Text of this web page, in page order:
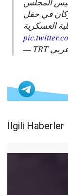
في حفل
العسكرية
İlgili Haberler